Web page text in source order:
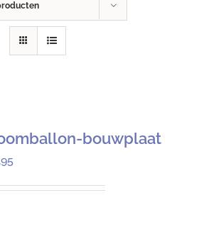
bouwplaat